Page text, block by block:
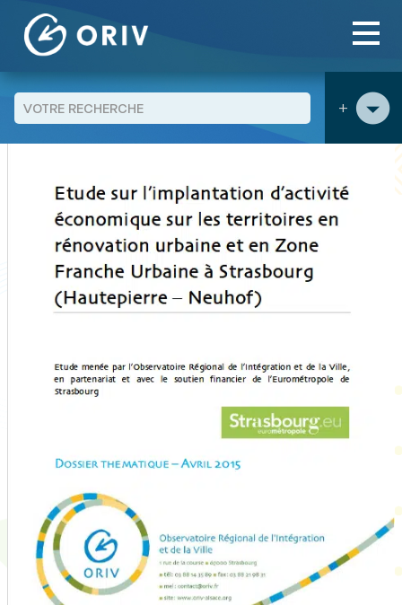
Aller au contenu
+
publications
Etude sur l’implantation d’activité
économique sur les territoires rénovation urbaine et Zone
Panneau de gestion des cookies